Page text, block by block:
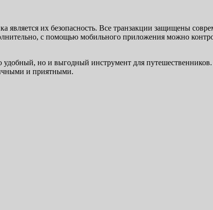
является их безопасность. Все транзакции защищены
с помощью мобильного приложения можно
но и выгодный инструмент для
и приятными.